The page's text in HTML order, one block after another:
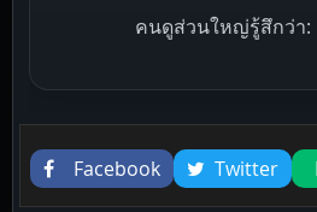
คนดูส่วนใหญ่รู้สึกว่า:
Facebook
Twitter